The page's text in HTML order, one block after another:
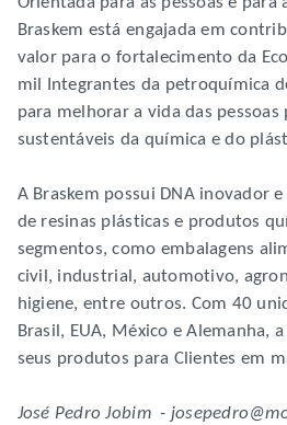
Braskem está engajada em
valor para o fortalecimento da
mil Integrantes da petroquímica
para melhorar a vida das
sustentáveis da química e do
A Braskem possui DNA inovador
de resinas plásticas e produtos
segmentos, como embalagens
civil, industrial, automotivo,
higiene, entre outros. Com 40
Brasil, EUA, México e Alemanha,
seus produtos para Clientes em
José Pedro Jobim -